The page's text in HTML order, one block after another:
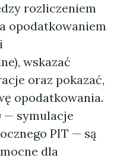
rozliczeniem
opodatkowaniem
wskazać
oraz pokazać,
opodatkowania.
— symulacje
PIT — są
dla